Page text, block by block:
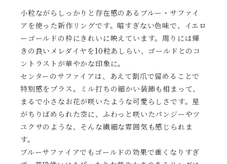
小粒ながらしっかりと存在感のあるブルー・サファイ
アを使った新作リングです。暗すぎない色味で、イエロ
ーゴールドの枠にきれいに映えています。周りには輝
きの良いメレダイヤを10粒あしらい、ゴールドとのコ
ントラストが華やかな印象に。
センターのサファイアは、あえて割爪で留めることで
特別感をプラス。ミル打ちの細かい装飾も相まって、
まるで小さなお花が咲いたような可愛らしさです。星
がちりばめられた空に、ふわっと咲いたパンジーやツ
ユクサのような、そんな繊細な雰囲気も感じられま
す。
ブルーサファイアでもゴールドの効果で重くなりすぎ